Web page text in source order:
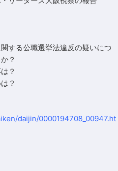
する公職選挙法違反の疑いにつ
？
？
？
daijin/0000194708_00947.ht